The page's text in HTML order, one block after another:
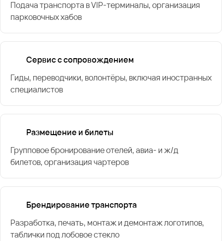
Подача транспорта в VIP-терминалы, организация
парковочных хабов
Сервис с сопровождением
Гиды, переводчики, волонтёры, включая иностранных
специалистов
Размещение и билеты
Групповое бронирование отелей, авиа- и ж/д
билетов, организация чартеров
Брендирование транспорта
Разработка, печать, монтаж и демонтаж логотипов,
таблички под лобовое стекло